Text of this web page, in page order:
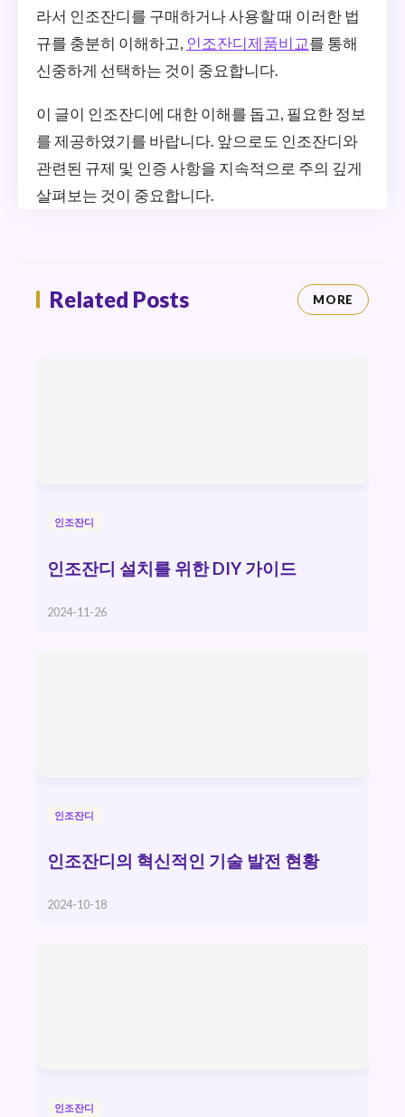
라서 인조잔디를 구매하거나 사용할 때 이러한 법
규를 충분히 이해하고, 인조잔디제품비교를 통해
신중하게 선택하는 것이 중요합니다.
이 글이 인조잔디에 대한 이해를 돕고, 필요한 정보
를 제공하였기를 바랍니다. 앞으로도 인조잔디와
관련된 규제 및 인증 사항을 지속적으로 주의 깊게
살펴보는 것이 중요합니다.
Related Posts MORE
인조잔디
인조잔디 설치를 위한 DIY 가이드
2024-11-26
인조잔디
인조잔디의 혁신적인 기술 발전 현황
2024-10-18
인조잔디